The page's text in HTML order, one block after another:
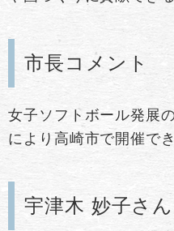
市長コメント
女子ソフトボール発展
により高崎市で開催で
宇津木 妙子さ